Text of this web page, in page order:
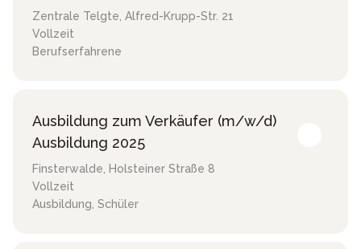
Zentrale Telgte, Alfred-Krupp-Str. 21
Vollzeit
Berufserfahrene
Ausbildung zum Verkäufer (m/w/d)
Ausbildung 2025
Finsterwalde, Holsteiner Straße 8
Vollzeit
Ausbildung, Schüler